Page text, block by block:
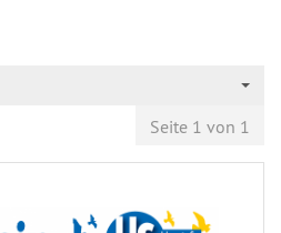
Seite 1 von 1